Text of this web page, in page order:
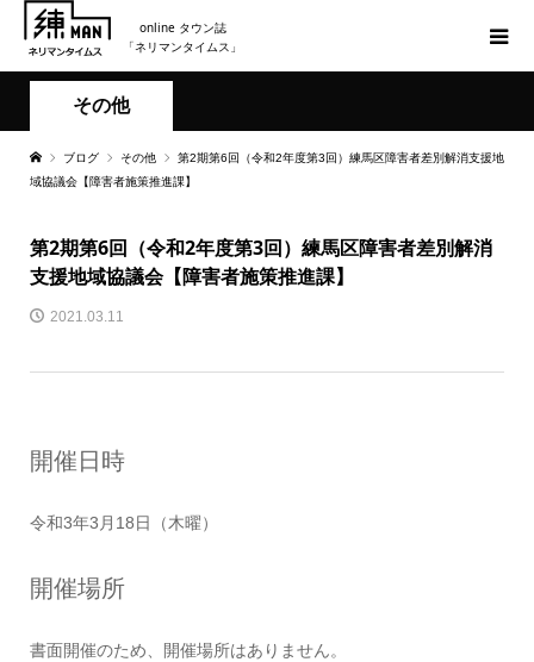
online タウン誌
「ネリマンタイムス」
その他
ブログ その他
第2期第6回（令和2年度第3回）練馬区障害者差別解消支援地
域協議会【障害者施策推進課】
第2期第6回（令和2年度第3回）練馬区障害者差別解消
支援地域協議会【障害者施策推進課】
2021.03.11
開催日時
令和3年3月18日（木曜）
開催場所
書面開催のため、開催場所はありません。